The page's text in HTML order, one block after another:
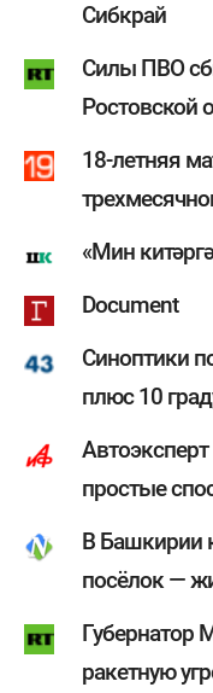
Сибкрай
Силы ПВО
Ростовской
18-летняя
«Мин
Document
Синоптики
плюс 10
простые
В Башкирии
посёлок —
Губернатор
ракетную